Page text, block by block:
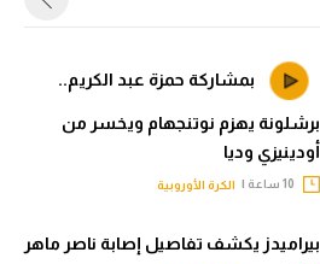
بمشاركة حمزة عبد الكريم..
برشلونة يهزم نوتنجهام ويخسر من
أودينيزي وديا
الكرة الأوروبية
بيراميدز يكشف تفاصيل إصابة ناصر ماهر